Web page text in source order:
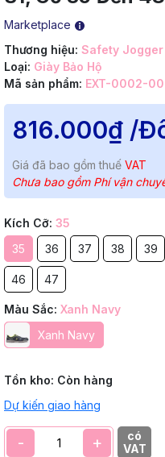
Marketplace
Thương hiệu: Safety Jogger
Loại: Giày Bảo Hộ
Mã sản phẩm: EXT-0002-
816.000₫ /
Giá đã bao gồm thuế VAT
Chưa bao gồm Phí vận
Kích Cỡ: 35
35
36 37 38 39
46 47
Màu Sắc: Xanh Navy
Xanh Navy
Tồn kho: Còn hàng
Dự kiến giao hàng
- +
có
VAT